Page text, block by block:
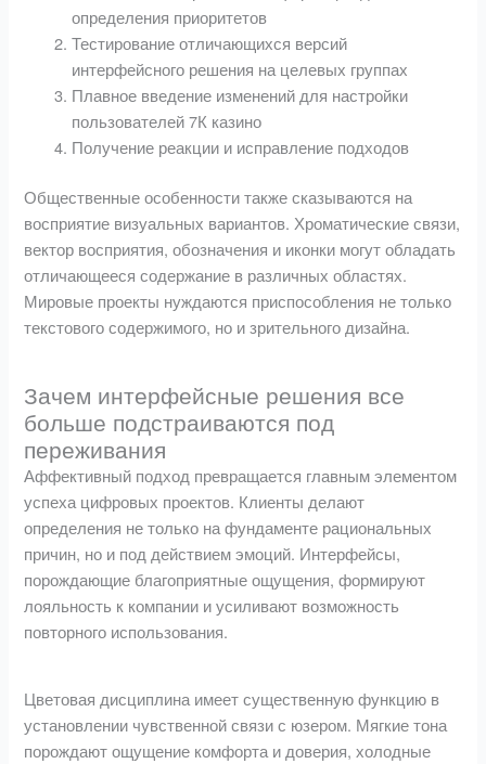
определения приоритетов
Тестирование отличающихся версий
интерфейсного решения на целевых группах
Плавное введение изменений для настройки
пользователей 7К казино
Получение реакции и исправление подходов
Общественные особенности также сказываются на
восприятие визуальных вариантов. Хроматические связи,
вектор восприятия, обозначения и иконки могут обладать
отличающееся содержание в различных областях.
Мировые проекты нуждаются приспособления не только
текстового содержимого, но и зрительного дизайна.
Зачем интерфейсные решения все
больше подстраиваются под
переживания
Аффективный подход превращается главным элементом
успеха цифровых проектов. Клиенты делают
определения не только на фундаменте рациональных
причин, но и под действием эмоций. Интерфейсы,
порождающие благоприятные ощущения, формируют
лояльность к компании и усиливают возможность
повторного использования.
Цветовая дисциплина имеет существенную функцию в
установлении чувственной связи с юзером. Мягкие тона
порождают ощущение комфорта и доверия, холодные